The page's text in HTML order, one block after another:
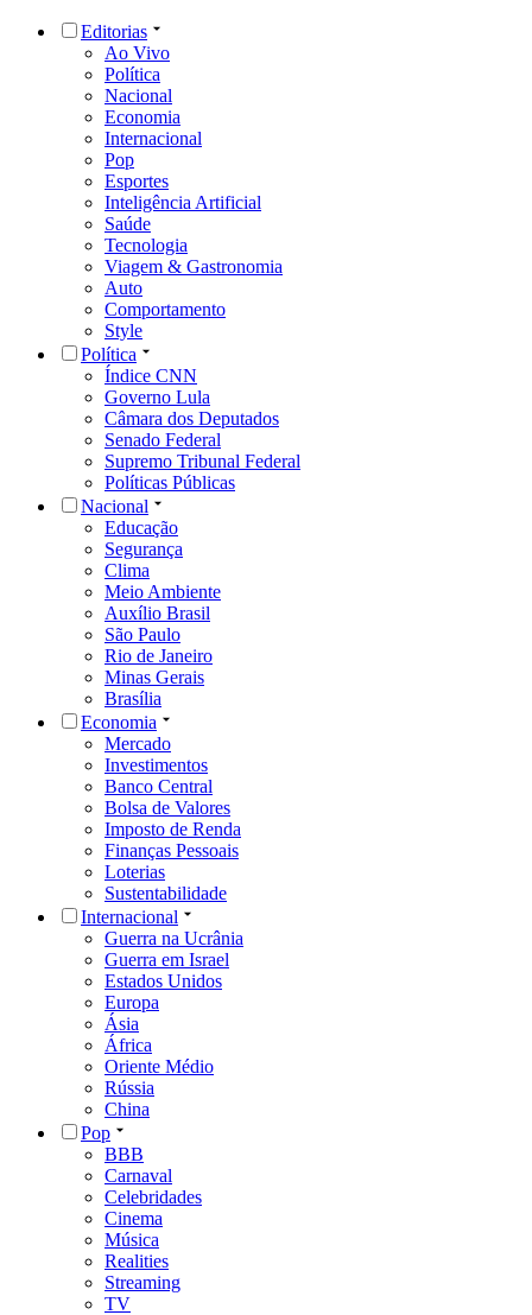
Editorias
Ao Vivo
Política
Nacional
Economia
Internacional
Pop
Esportes
Inteligência Artificial
Saúde
Tecnologia
Viagem & Gastronomia
Auto
Comportamento
Style
Política
Índice CNN
Governo Lula
Câmara dos Deputados
Senado Federal
Supremo Tribunal Federal
Políticas Públicas
Nacional
Educação
Segurança
Clima
Meio Ambiente
Auxílio Brasil
São Paulo
Rio de Janeiro
Minas Gerais
Brasília
Economia
Mercado
Investimentos
Banco Central
Bolsa de Valores
Imposto de Renda
Finanças Pessoais
Loterias
Sustentabilidade
Internacional
Guerra na Ucrânia
Guerra em Israel
Estados Unidos
Europa
Ásia
África
Oriente Médio
Rússia
China
Pop
BBB
Carnaval
Celebridades
Cinema
Música
Realities
Streaming
TV